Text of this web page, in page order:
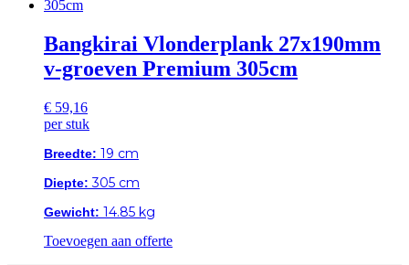
Bangkirai Vlonderplank 27x190mm
v-groeven Premium 305cm
€ 59,16
per stuk
Breedte: 19 cm
Diepte: 305 cm
Gewicht: 14.85 kg
Toevoegen aan offerte